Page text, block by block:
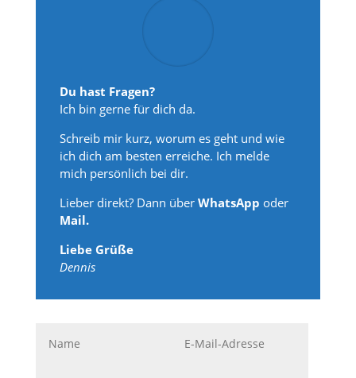
Du hast Fragen?
Ich bin gerne für dich da.
Schreib mir kurz, worum es geht und wie
ich dich am besten erreiche. Ich melde
mich persönlich bei dir.
Lieber direkt? Dann überWhatsApp oder
Mail.
Liebe Grüße
Dennis